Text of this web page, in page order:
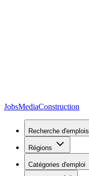
JobsMediaConstruction
Recherche d'emplois
Régions
Catégories d'emploi